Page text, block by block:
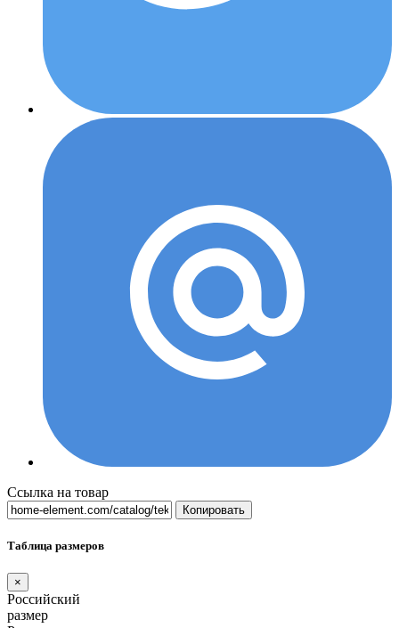
Ссылка на товар
Копировать
Таблица размеров
×
Российский
размер